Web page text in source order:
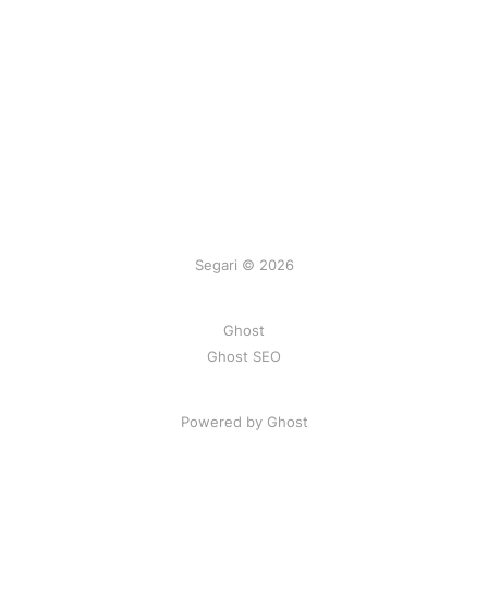
Segari © 2026
Ghost
Ghost SEO
Powered by Ghost